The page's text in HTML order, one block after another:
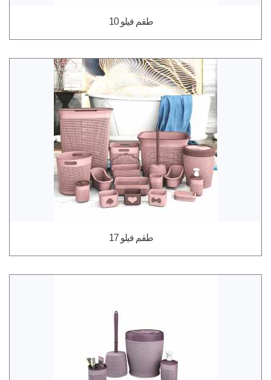
طقم فيلو 10
طقم فيلو 17